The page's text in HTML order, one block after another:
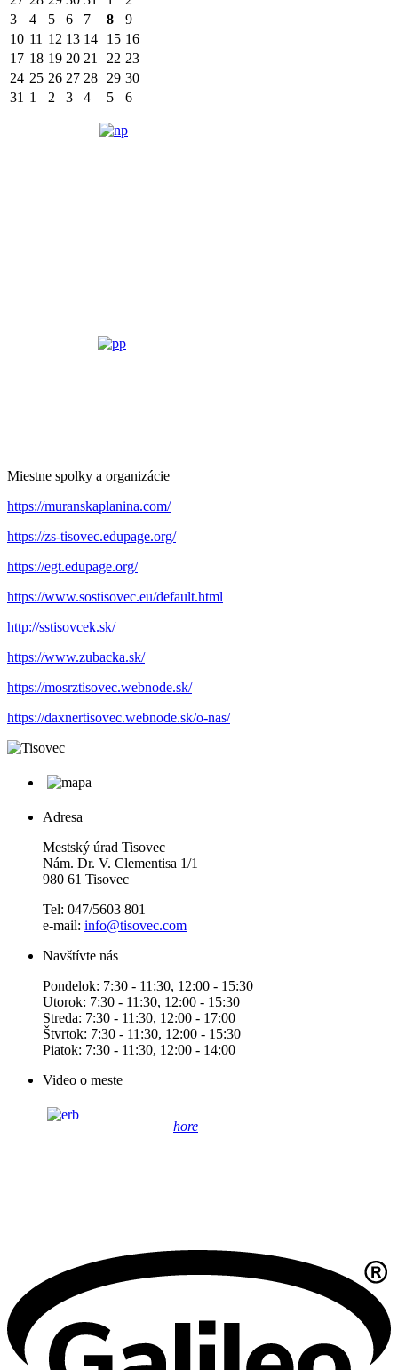
3
4 5 6 7 8
9
10 11 12 13 14 15 16
17 18 19 20 21 22 23
24 25 26 27 28 29 30
31 1 2 3 4 5 6
Miestne spolky a organizácie
https://muranskaplanina.com/
https://zs-tisovec.edupage.org/
https://egt.edupage.org/
https://www.sostisovec.eu/default.html
http://sstisovcek.sk/
https://www.zubacka.sk/
https://mosrztisovec.webnode.sk/
https://daxnertisovec.webnode.sk/o-nas/
Adresa
Mestský úrad Tisovec
Nám. Dr. V. Clementisa 1/1
980 61 Tisovec
Tel: 047/5603 801
e-mail: info@tisovec.com
Navštívte nás
Pondelok: 7:30 - 11:30, 12:00 - 15:30
Utorok: 7:30 - 11:30, 12:00 - 15:30
Streda: 7:30 - 11:30, 12:00 - 17:00
Štvrtok: 7:30 - 11:30, 12:00 - 15:30
Piatok: 7:30 - 11:30, 12:00 - 14:00
Video o meste
hore